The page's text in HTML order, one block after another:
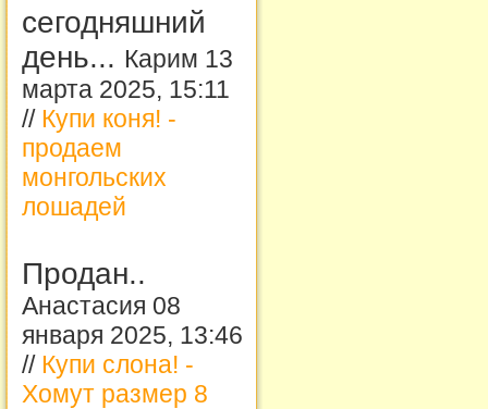
сегодняшний
день... Карим 13
марта 2025, 15:11
// Купи коня! -
продаем
монгольских
лошадей
Продан..
Анастасия 08
января 2025, 13:46
// Купи слона! -
Хомут размер 8